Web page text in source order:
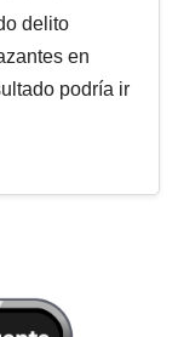
delito
en
podría ir